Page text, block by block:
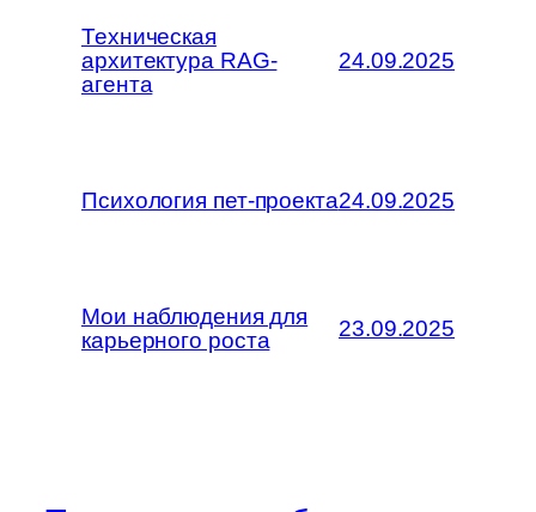
Техническая
архитектура RAG-
агента
24.09.2025
Психология пет-проекта24.09.2025
Мои наблюдения для
карьерного роста
23.09.2025